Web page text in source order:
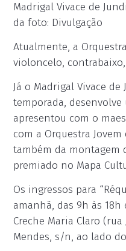
Madrigal Vivace de
da foto: Divulgação
Atualmente, a
violoncelo,
Já o Madrigal Vivace
temporada,
apresentou com o
com a Orquestra
também da montagem
premiado no Mapa
Os ingressos para
amanhã, das 9h às
Creche Maria Claro
Mendes, s/n, ao lado